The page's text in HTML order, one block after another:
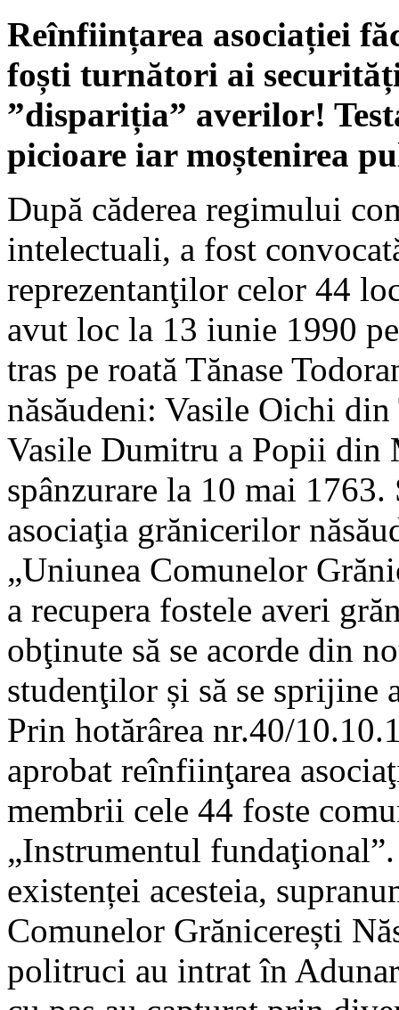
Reînființarea asociației
foști turnători ai
”dispariția” averilor!
picioare iar moștenirea
După căderea regimului
intelectuali, a fost
reprezentanţilor celor 44
avut loc la 13 iunie 1990
tras pe roată Tănase
năsăudeni: Vasile Oichi
Vasile Dumitru a Popii din
spânzurare la 10 mai
asociaţia grănicerilor
„Uniunea Comunelor
a recupera fostele averi
obţinute să se acorde din
studenţilor și să se sprijine
Prin hotărârea nr.40/
aprobat reînfiinţarea
membrii cele 44 foste
„Instrumentul
existenței acesteia,
Comunelor Grănicerești
politruci au intrat în